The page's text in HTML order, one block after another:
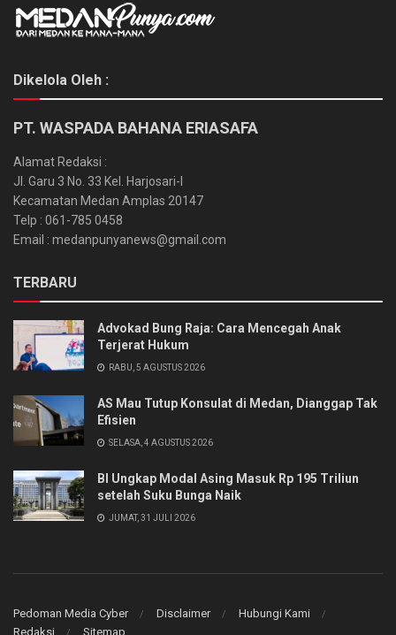
Dikelola Oleh :
PT. WASPADA BAHANA ERIASAFA
Alamat Redaksi :
Jl. Garu 3 No. 33 Kel. Harjosari-I
Kecamatan Medan Amplas 20147
Telp : 061-785 0458
Email : medanpunyanews@gmail.com
TERBARU
Advokad Bung Raja: Cara Mencegah Anak
Terjerat Hukum
RABU, 5 AGUSTUS 2026
AS Mau Tutup Konsulat di Medan, Dianggap Tak
Efisien
SELASA, 4 AGUSTUS 2026
BI Ungkap Modal Asing Masuk Rp 195 Triliun
setelah Suku Bunga Naik
JUMAT, 31 JULI 2026
Pedoman Media Cyber Disclaimer
Hubungi Kami
Redaksi
Sitemap